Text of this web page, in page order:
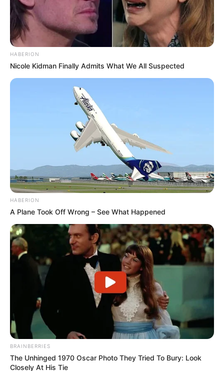
HABERION
Nicole Kidman Finally Admits What We All Suspected
HABERION
A Plane Took Off Wrong – See What Happened
BRAINBERRIES
The Unhinged 1970 Oscar Photo They Tried To Bury: Look
Closely At His Tie